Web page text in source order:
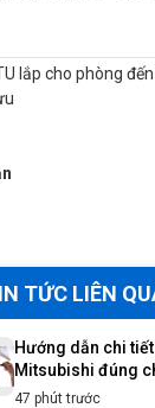
lắp cho phòng
TỨC LIÊN
Hướng dẫn chi
Mitsubishi đúng
47 phút trước